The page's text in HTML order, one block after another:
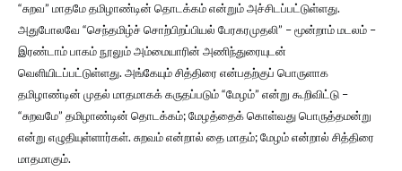
“சுறவ” மாதமே தமிழாண்டின் தொடக்கம் என்றும் அச்சிடப்பட்டுள்ளது.
அதுபோலவே “செந்தமிழ்ச் சொற்பிறப்பியல் பேரகரமுதலி” – மூன்றாம் மடலம் –
இரண்டாம் பாகம் நூலும் அம்மையாரின் அணிந்துரையுடன்
வெளியிடப்பட்டுள்ளது. அங்கேயும் சித்திரை என்பதற்குப் பொருளாக
தமிழாண்டின் முதல் மாதமாகக் கருதப்படும் “மேழம்” என்று கூறிவிட்டு –
“சுறவமே” தமிழாண்டின் தொடக்கம்; மேழத்தைக் கொள்வது பொருத்தமன்று
என்று எழுதியுள்ளார்கள். சுறவம் என்றால் தை மாதம்; மேழம் என்றால் சித்திரை
மாதமாகும்.